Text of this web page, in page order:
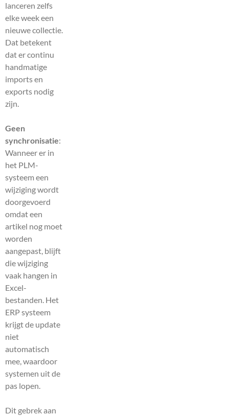
lanceren zelfs
elke week een
nieuwe collectie.
Dat betekent
dat er continu
handmatige
imports en
exports nodig
zijn.
Geen
synchronisatie:
Wanneer er in
het PLM-
systeem een
wijziging wordt
doorgevoerd
omdat een
artikel nog moet
worden
aangepast, blijft
die wijziging
vaak hangen in
Excel-
bestanden. Het
ERP systeem
krijgt de update
niet
automatisch
mee, waardoor
systemen uit de
pas lopen.
Dit gebrek aan